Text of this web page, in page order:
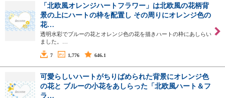
「北欧風オレンジハートフラワー」は北欧風の花柄背
景の上にハートの枠を配置し その周りにオレンジ色の
花…
透明水彩でブルーの花とオレンジ色の花を描きハートの枠にあしらい
ました。…
7 1,776 646.1
可愛らしいハートがちりばめられた背景にオレンジ色
の花と ブルーの小花をあしらった「北欧風ハート＆フ
ラ…